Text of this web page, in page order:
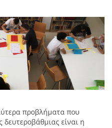
προβλήματα που
δευτεροβάθμιας είναι η